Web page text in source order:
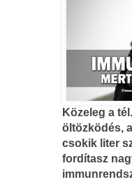
Közeleg a
öltözködés,
csokik liter
fordítasz